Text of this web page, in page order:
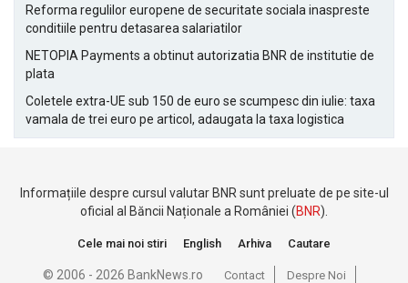
Reforma regulilor europene de securitate sociala inaspreste
conditiile pentru detasarea salariatilor
NETOPIA Payments a obtinut autorizatia BNR de institutie de
plata
Coletele extra-UE sub 150 de euro se scumpesc din iulie: taxa
vamala de trei euro pe articol, adaugata la taxa logistica
Informațiile despre cursul valutar BNR sunt preluate de pe site-ul
oficial al Băncii Naționale a României (BNR).
Cele mai noi stiri English Arhiva Cautare
© 2006 - 2026 BankNews.ro Contact Despre Noi